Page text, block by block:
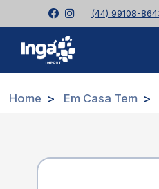
(44) 99108-
Home Em Casa Tem